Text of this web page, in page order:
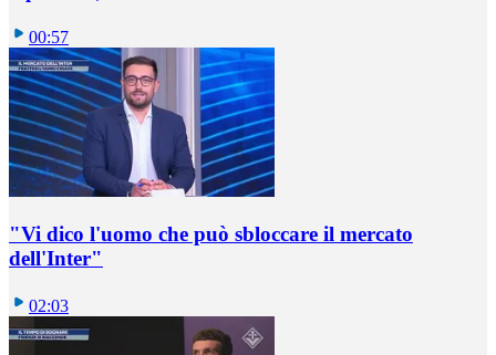
00:57
"Vi dico l'uomo che può sbloccare il mercato
dell'Inter"
02:03